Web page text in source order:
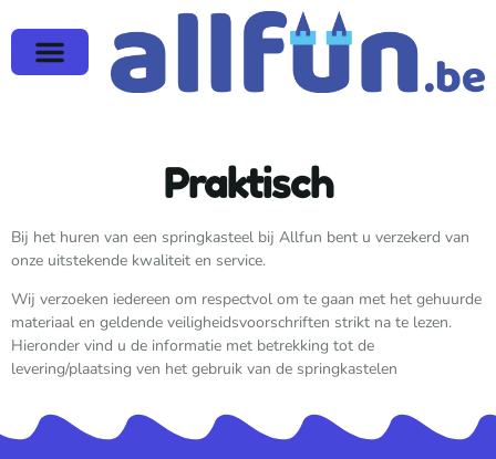
Praktisch
Bij het huren van een springkasteel bij Allfun bent u verzekerd van
onze uitstekende kwaliteit en service.
Wij verzoeken iedereen om respectvol om te gaan met het gehuurde
materiaal en geldende veiligheidsvoorschriften strikt na te lezen.
Hieronder vind u de informatie met betrekking tot de
levering/plaatsing ven het gebruik van de springkastelen